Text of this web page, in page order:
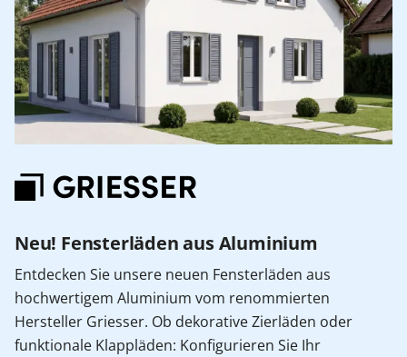
Neu! Fensterläden aus Aluminium
Entdecken Sie unsere neuen Fensterläden aus
hochwertigem Aluminium vom renommierten
Hersteller Griesser. Ob dekorative Zierläden oder
funktionale Klappläden: Konfigurieren Sie Ihr